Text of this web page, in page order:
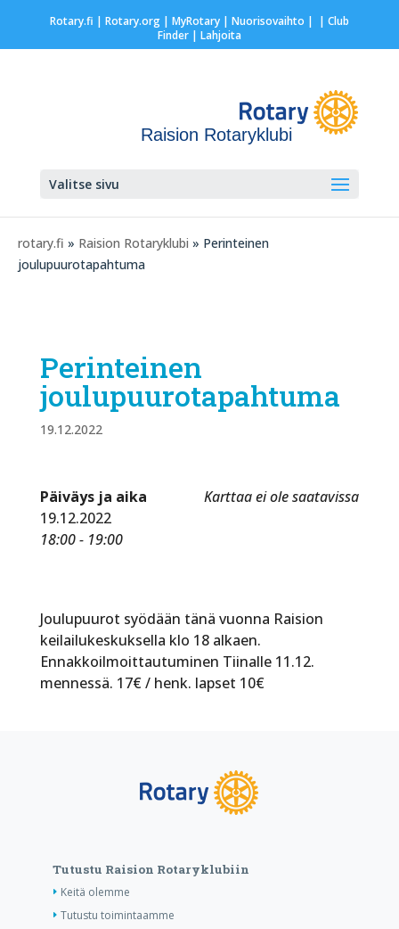
Rotary.fi | Rotary.org| MyRotary | Nuorisovaihto | | Club
Finder| Lahjoita
Raision Rotaryklubi
Valitse sivu
rotary.fi » Raision Rotaryklubi » Perinteinen
joulupuurotapahtuma
Perinteinen
joulupuurotapahtuma
19.12.2022
Karttaa ei ole saatavissa
Päiväys ja aika
19.12.2022
18:00 - 19:00
Joulupuurot syödään tänä vuonna Raision
keilailukeskuksella klo 18 alkaen.
Ennakkoilmoittautuminen Tiinalle 11.12.
mennessä. 17€ / henk. lapset 10€
Tutustu Raision Rotaryklubiin
Keitä olemme
Tutustu toimintaamme